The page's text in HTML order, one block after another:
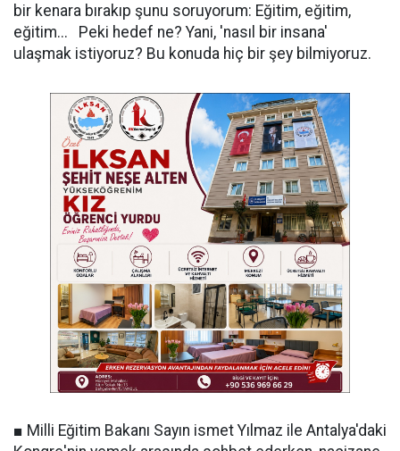
bir kenara bırakıp şunu soruyorum: Eğitim, eğitim,
eğitim... Peki hedef ne? Yani, 'nasıl bir insana'
ulaşmak istiyoruz? Bu konuda hiç bir şey bilmiyoruz.
■ Milli Eğitim Bakanı Sayın ismet Yılmaz ile Antalya'daki